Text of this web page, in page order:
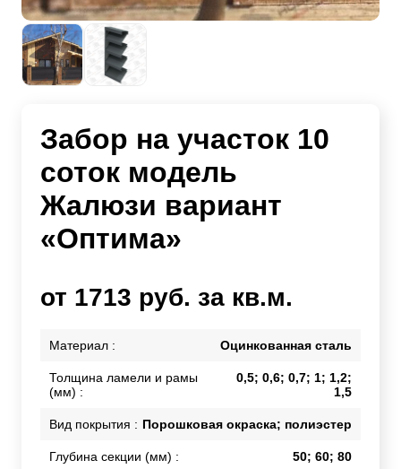
Забор на участок 10
соток модель
Жалюзи вариант
«Оптима»
от 1713 руб. за кв.м.
Материал : Оцинкованная сталь
Толщина ламели и рамы
(мм) :
0,5; 0,6; 0,7; 1; 1,2;
1,5
Вид покрытия : Порошковая окраска; полиэстер
Глубина секции (мм) : 50; 60; 80